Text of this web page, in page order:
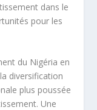
dans le
pour les
du Nigéria en
diversification
plus poussée
Une